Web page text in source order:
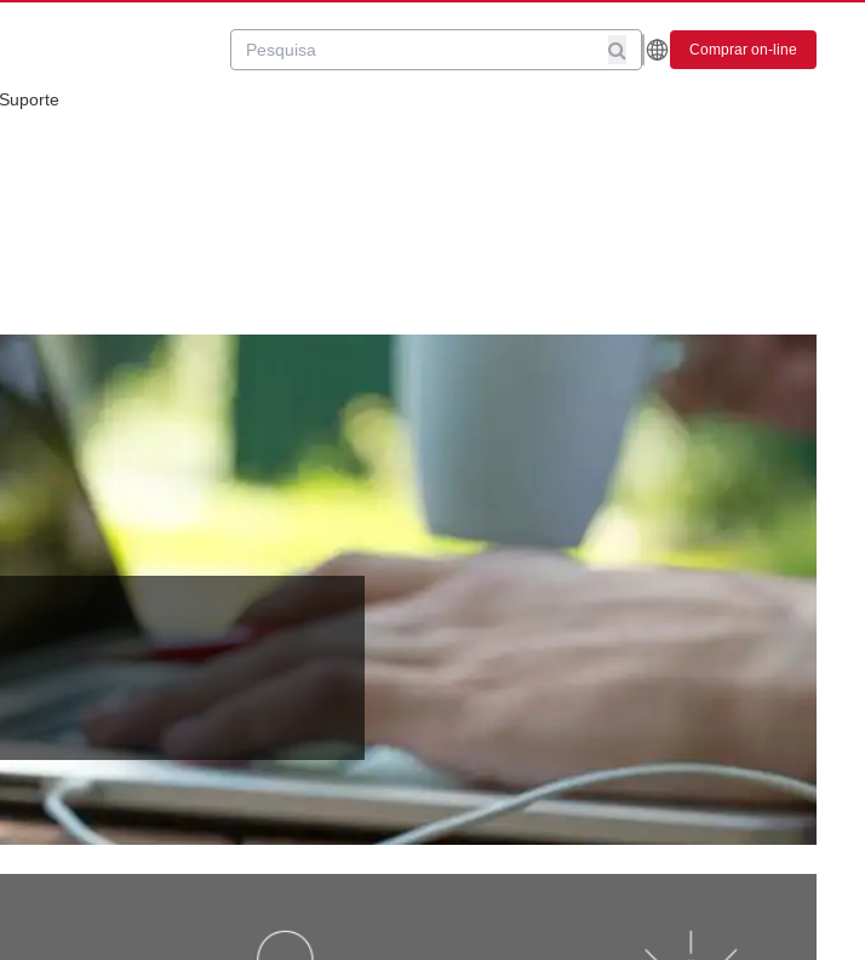
Comprar on-line
Suporte